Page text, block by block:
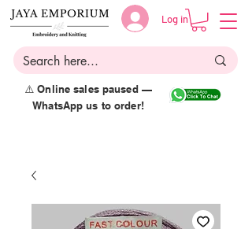
Log in
⚠️ Online sales paused —
WhatsApp us to order!